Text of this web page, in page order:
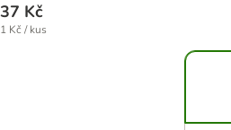
37 Kč
1 Kč / kus